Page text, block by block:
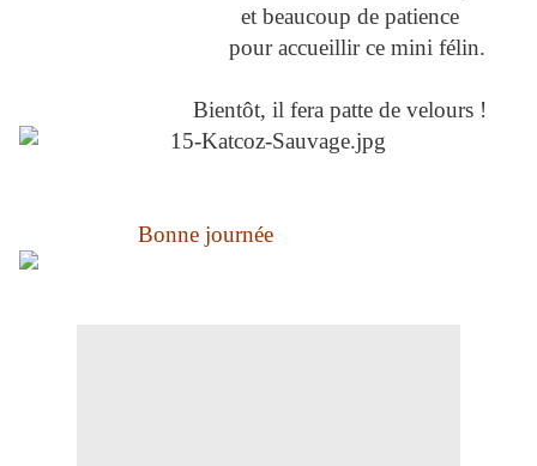
et beaucoup de patience
pour accueillir ce mini félin.
Bientôt, il fera patte de velours !
Bonne journée